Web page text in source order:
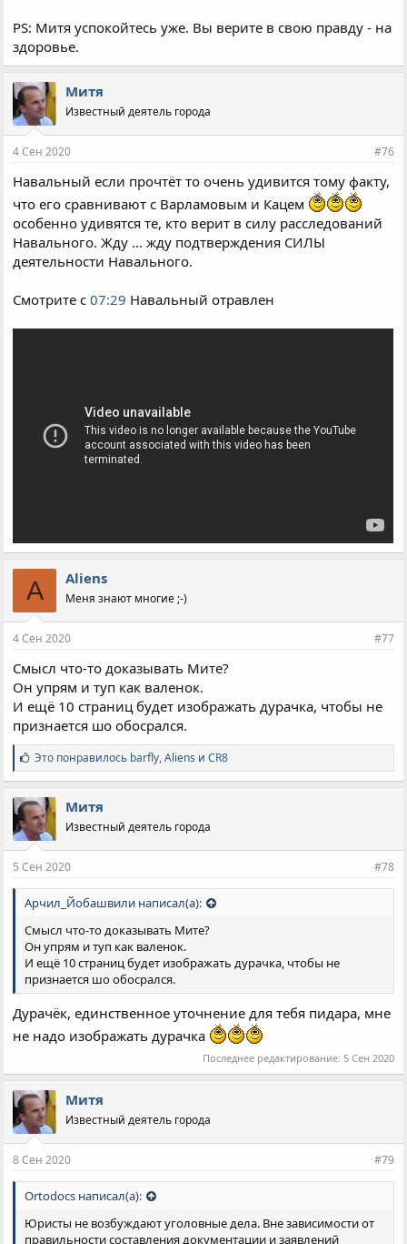
PS: Митя успокойтесь уже. Вы верите в свою правду - на
здоровье.
Митя
Известный деятель города
4 Сен 2020 #76
Навальный если прочтёт то очень удивится тому факту,
что его сравнивают с Варламовым и Кацем
особенно удивятся те, кто верит в силу расследований
Навального. Жду ... жду подтверждения СИЛЫ
деятельности Навального.
Смотрите с07:29 Навальный отравлен
A Aliens
Меня знают многие ;-)
4 Сен 2020 #77
Смысл что-то доказывать Мите?
Он упрям и туп как валенок.
И ещё 10 страниц будет изображать дурачка, чтобы не
признается шо обосрался.
С
и
м
п
а
т
и
:
Это понравилось barfly,Aliens иCR8
Митя
Известный деятель города
5 Сен 2020 #78
Арчил_Йобашвили написал(а):
Смысл что-то доказывать Мите?
Он упрям и туп как валенок.
И ещё 10 страниц будет изображать дурачка, чтобы не
признается шо обосрался.
Дурачёк, единственное уточнение для тебя пидара, мне
не надо изображать дурачка
Последнее редактирование: 5 Сен 2020
Митя
Известный деятель города
8 Сен 2020 #79
Ortodocs написал(а):
Юристы не возбуждают уголовные дела. Вне зависимости от
правильности составления документации и заявлений